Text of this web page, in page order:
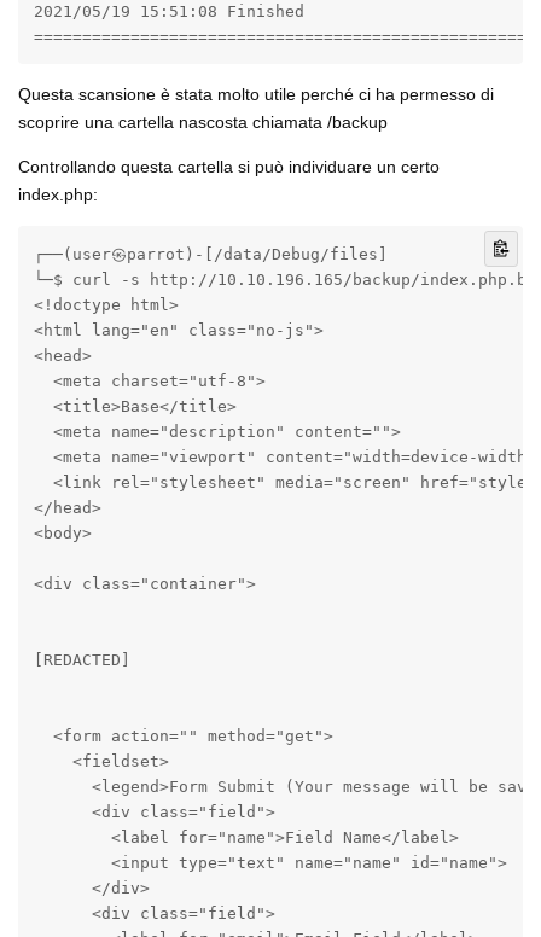
2021/05/19 15:51:08 Finished
Questa scansione è stata molto utile perché ci ha permesso di
scoprire una cartella nascosta chiamata /backup
Controllando questa cartella si può individuare un certo
index.php:
┌──(user㉿parrot)-[/data/Debug/files]
└─$ curl -s http://10.10.196.165/backup/
<!doctype html>
<html lang="en" class="no-js">
<head>
  <meta charset="utf-8">
  <title>Base</title>
  <meta name="description" content="">
<meta name="viewport" content="width=device-
<link rel="stylesheet" media="screen"
</head>
<body>
<div class="container">
[REDACTED]
  <form action="" method="get">
    <fieldset>
<legend>Form Submit (Your message will be
      <div class="field">
        <label for="name">Field Name</label>
        <input type="text" name="name" id="name">
      </div>
      <div class="field">